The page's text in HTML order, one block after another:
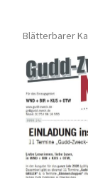
Blätterbarer